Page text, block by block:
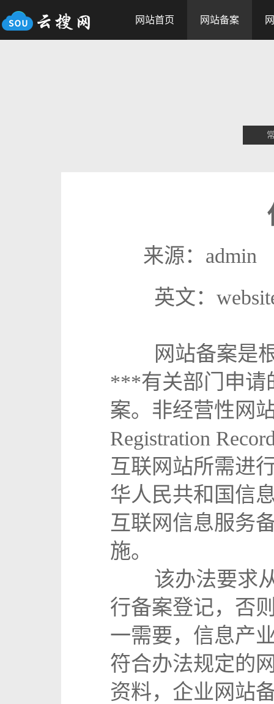
网站首页 网站备案
来源：
英文：website
网站备案是根
***有关部门申请
案。非经营性网
Registration
互联网站所需进
华人民共和国信
互联网信息服务
施。
该办法要求从
行备案登记，否
一需要，信息产
符合办法规定的
资料，企业网站